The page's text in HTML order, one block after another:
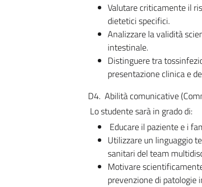
Valutare criticamente il
dietetici specifici.
Analizzare la validità
intestinale.
Distinguere tra
presentazione clinica e
D4. Abilità comunicative
Lo studente sarà in grado di:
Educare il paziente e i
Utilizzare un linguaggio
sanitari del team
Motivare
prevenzione di patologie